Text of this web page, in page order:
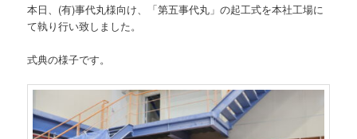
本日、(有)事代丸様向け、「第五事代丸」の起工式を本社工場に
て執り行い致しました。
式典の様子です。